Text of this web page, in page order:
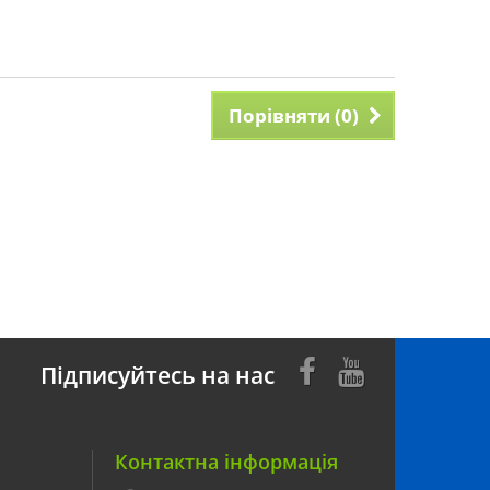
Порівняти (0)
Підписуйтесь на нас
Контактна інформація